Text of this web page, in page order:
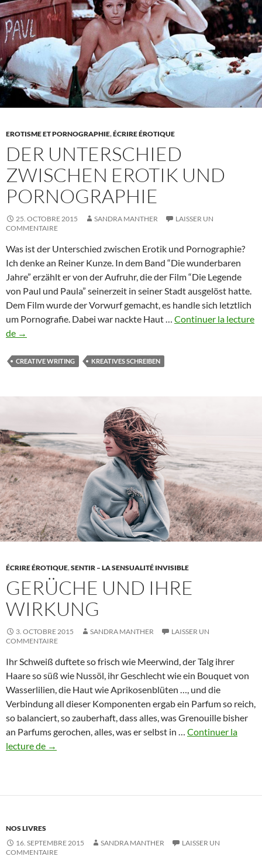
EROTISME ET PORNOGRAPHIE,ÉCRIRE ÉROTIQUE
DER UNTERSCHIED
ZWISCHEN EROTIK UND
PORNOGRAPHIE
25. OCTOBRE 2015 SANDRA MANTHER
LAISSER UN
COMMENTAIRE
Was ist der Unterschied zwischen Erotik und Pornographie?
Ich denke an Reiner Kunze. In dem Band “Die wunderbaren
Jahre” erzählt er von der Aufruhr, die der Film “Die Legende
von Paul und Paula” seinerzeit in seiner Stadt ausgelöst hatte.
Dem Film wurde der Vorwurf gemacht, es handle sich letztlich
um Pornografie. Dabei war nackte Haut … Continuer la lecture
de Der
zwischen
→
CREATIVE WRITING KREATIVES SCHREIBEN
ÉCRIRE ÉROTIQUE,SENTIR – LA SENSUALITÉ INVISIBLE
GERÜCHE UND IHRE
WIRKUNG
3. OCTOBRE 2015 SANDRA MANTHER
LAISSER UN
COMMENTAIRE
Ihr Schweiß duftete so frisch wie Meerwind, der Talg ihrer
Haare so süß wie Nussöl, ihr Geschlecht wie ein Bouquet von
Wasserlilien, die Haut wie Aprikosenblüten …, und die
Verbindung all dieser Komponenten ergab ein Parfum so reich,
so balanciert, so zauberhaft, dass alles, was Grenouille bisher
an Parfums gerochen, alles, was er selbst in … Continuer la
lecture de Gerüche
→
NOS LIVRES
16. SEPTEMBRE 2015
SANDRA MANTHER
LAISSER UN
COMMENTAIRE